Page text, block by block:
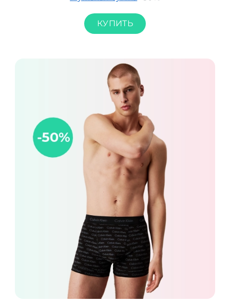
КУПИТЬ